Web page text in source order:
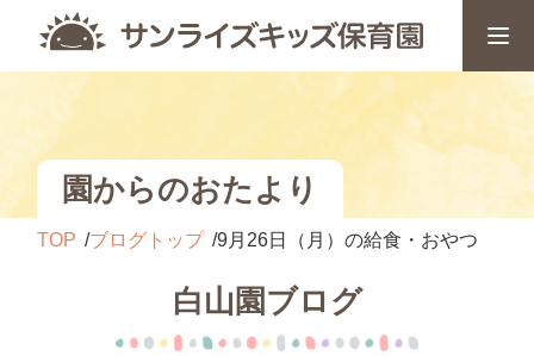
園からのおたより
TOP ブログトップ 9月26日（月）の給食・おやつ
白山園ブログ